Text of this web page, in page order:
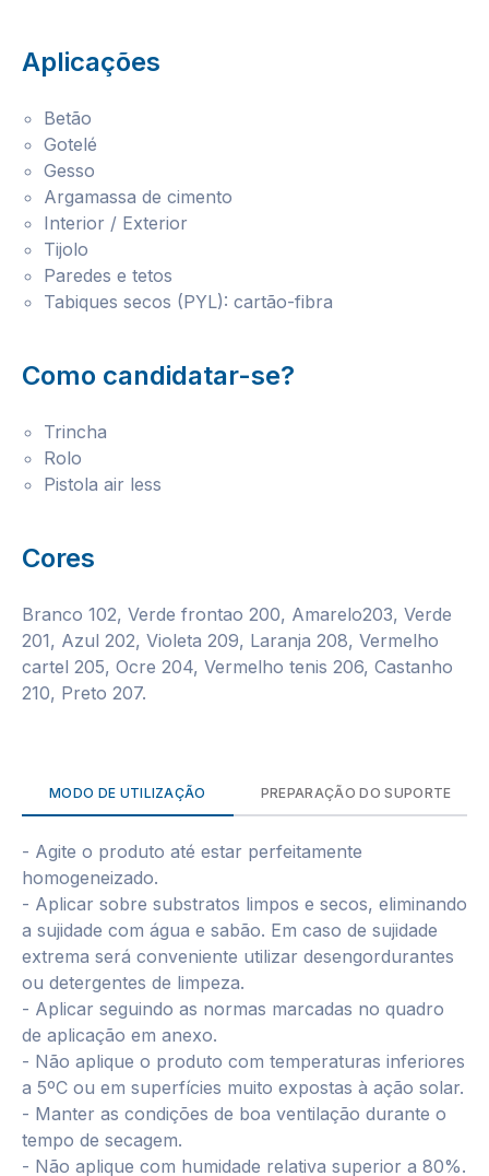
Aplicações
Betão
Gotelé
Gesso
Argamassa de cimento
Interior / Exterior
Tijolo
Paredes e tetos
Tabiques secos (PYL): cartão-fibra
Como candidatar-se?
Trincha
Rolo
Pistola air less
Cores
Branco 102, Verde frontao 200, Amarelo203, Verde
201, Azul 202, Violeta 209, Laranja 208, Vermelho
cartel 205, Ocre 204, Vermelho tenis 206, Castanho
210, Preto 207.
MODO DE UTILIZAÇÃO PREPARAÇÃO DO SUPORTE
- Agite o produto até estar perfeitamente
homogeneizado.
- Aplicar sobre substratos limpos e secos, eliminando
a sujidade com água e sabão. Em caso de sujidade
extrema será conveniente utilizar desengordurantes
ou detergentes de limpeza.
- Aplicar seguindo as normas marcadas no quadro
de aplicação em anexo.
- Não aplique o produto com temperaturas inferiores
a 5ºC ou em superfícies muito expostas à ação solar.
- Manter as condições de boa ventilação durante o
tempo de secagem.
- Não aplique com humidade relativa superior a 80%.